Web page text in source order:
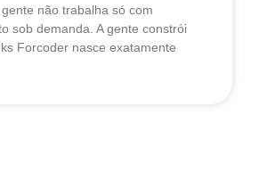
não trabalha só com
sob demanda. A gente constrói
Forcoder nasce exatamente